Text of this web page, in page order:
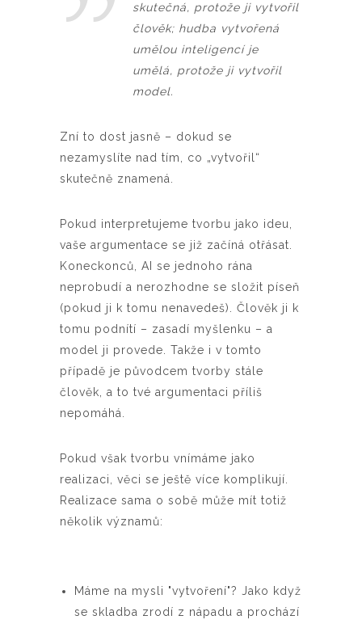
skutečná, protože ji vytvořil
člověk; hudba vytvořená
umělou inteligencí je
umělá, protože ji vytvořil
model.
Zní to dost jasně – dokud se
nezamyslíte nad tím, co „vytvořil“
skutečně znamená.
Pokud interpretujeme tvorbu jako ideu,
vaše argumentace se již začíná otřásat.
Koneckonců, AI se jednoho rána
neprobudí a nerozhodne se složit píseň
(pokud ji k tomu nenavedeš). Člověk ji k
tomu podnítí – zasadí myšlenku – a
model ji provede. Takže i v tomto
případě je původcem tvorby stále
člověk, a to tvé argumentaci příliš
nepomáhá.
Pokud však tvorbu vnímáme jako
realizaci, věci se ještě více komplikují.
Realizace sama o sobě může mít totiž
několik významů:
Máme na mysli "vytvoření"? Jako když
se skladba zrodí z nápadu a prochází